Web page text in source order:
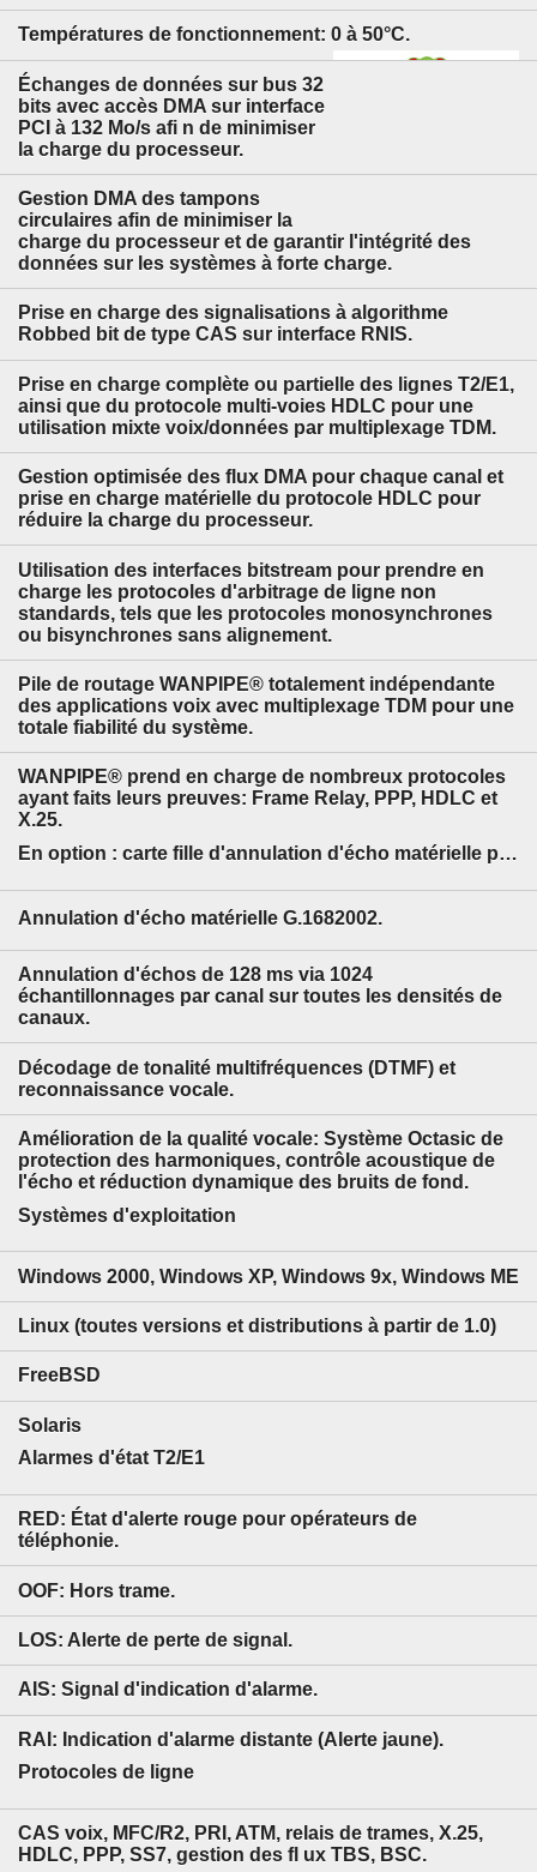
Températures de fonctionnement: 0 à 50°C.
Échanges de données sur bus 32
bits avec accès DMA sur interface
PCI à 132 Mo/s afi n de minimiser
la charge du processeur.
Gestion DMA des tampons
circulaires afin de minimiser la
charge du processeur et de garantir l'intégrité des
données sur les systèmes à forte charge.
Prise en charge des signalisations à algorithme
Robbed bit de type CAS sur interface RNIS.
Prise en charge complète ou partielle des lignes T2/E1,
ainsi que du protocole multi-voies HDLC pour une
utilisation mixte voix/données par multiplexage TDM.
Gestion optimisée des flux DMA pour chaque canal et
prise en charge matérielle du protocole HDLC pour
réduire la charge du processeur.
Utilisation des interfaces bitstream pour prendre en
charge les protocoles d'arbitrage de ligne non
standards, tels que les protocoles monosynchrones
ou bisynchrones sans alignement.
Pile de routage WANPIPE® totalement indépendante
des applications voix avec multiplexage TDM pour une
totale fiabilité du système.
WANPIPE® prend en charge de nombreux protocoles
ayant faits leurs preuves: Frame Relay, PPP, HDLC et
X.25.
En option : carte fille d'annulation d'écho matérielle par DSP
Annulation d'écho matérielle G.1682002.
Annulation d'échos de 128 ms via 1024
échantillonnages par canal sur toutes les densités de
canaux.
Décodage de tonalité multifréquences (DTMF) et
reconnaissance vocale.
Amélioration de la qualité vocale: Système Octasic de
protection des harmoniques, contrôle acoustique de
l'écho et réduction dynamique des bruits de fond.
Systèmes d'exploitation
Windows 2000, Windows XP, Windows 9x, Windows ME
Linux (toutes versions et distributions à partir de 1.0)
FreeBSD
Solaris
Alarmes d'état T2/E1
RED: État d'alerte rouge pour opérateurs de
téléphonie.
OOF: Hors trame.
LOS: Alerte de perte de signal.
AIS: Signal d'indication d'alarme.
RAI: Indication d'alarme distante (Alerte jaune).
Protocoles de ligne
CAS voix, MFC/R2, PRI, ATM, relais de trames, X.25,
HDLC, PPP, SS7, gestion des fl ux TBS, BSC.